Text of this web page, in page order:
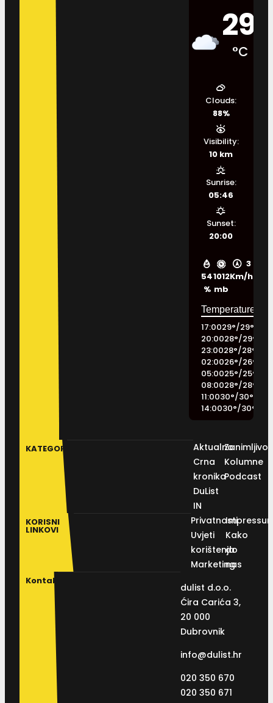
29
°C
54
%
1012
mb
3
Km/h
Clouds:
88%
Visibility:
10 km
Sunrise:
05:46
Sunset:
20:00
17:0029°/29°
20:0028°/29°
23:0028°/28°
02:0026°/26°
05:0025°/25°
08:0028°/28°
11:0030°/30°
14:0030°/30°
KATEGORIJE
Aktualno
Crna
kronika
DuList
IN
Kolumne
Podcast
KORISNI
LINKOVI
Privatnosti
Uvjeti
korištenja
Marketing
Kako
do
nas
Kontakt
dulist d.o.o.
Ćira Carića 3,
20 000
Dubrovnik
info@dulist.hr
020 350 670
020 350 671